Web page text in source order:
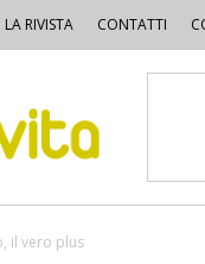
LA RIVISTA CONTATTI
il vero plus